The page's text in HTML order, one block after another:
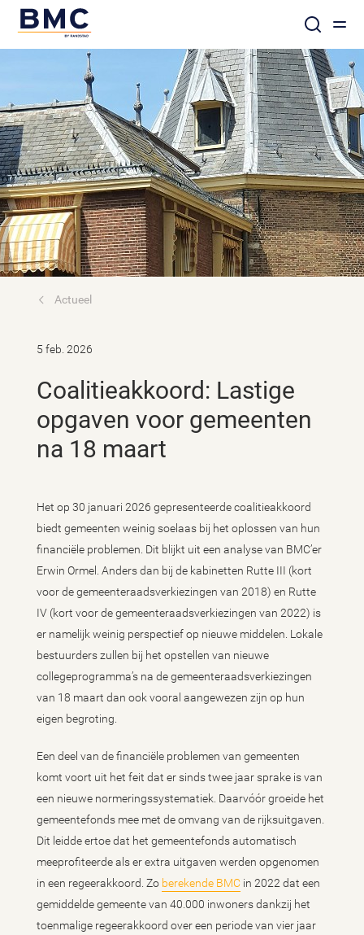
Actueel
5 feb. 2026
Coalitieakkoord: Lastige
opgaven voor gemeenten
na 18 maart
Het op 30 januari 2026 gepresenteerde coalitieakkoord
biedt gemeenten weinig soelaas bij het oplossen van hun
financiële problemen. Dit blijkt uit een analyse van BMC’er
Erwin Ormel. Anders dan bij de kabinetten Rutte III (kort
voor de gemeenteraadsverkiezingen van 2018) en Rutte
IV (kort voor de gemeenteraadsverkiezingen van 2022) is
er namelijk weinig perspectief op nieuwe middelen. Lokale
bestuurders zullen bij het opstellen van nieuwe
collegeprogramma’s na de gemeenteraadsverkiezingen
van 18 maart dan ook vooral aangewezen zijn op hun
eigen begroting.
Een deel van de financiële problemen van gemeenten
komt voort uit het feit dat er sinds twee jaar sprake is van
een nieuwe normeringssystematiek. Daarvóór groeide het
gemeentefonds mee met de omvang van de rijksuitgaven.
Dit leidde ertoe dat het gemeentefonds automatisch
meeprofiteerde als er extra uitgaven werden opgenomen
in een regeerakkoord. Zo berekende BMC in 2022 dat een
gemiddelde gemeente van 40.000 inwoners dankzij het
toenmalige regeerakkoord over een periode van vier jaar